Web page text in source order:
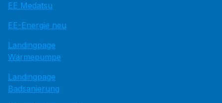
EE Medatsu
EE-Energie neu
Landingpage
Wärmepumpe
Landingpage
Badsanierung